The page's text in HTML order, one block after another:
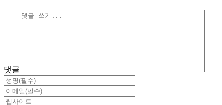
댓글